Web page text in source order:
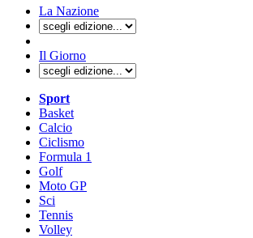
La Nazione
Il Giorno
Sport
Basket
Calcio
Ciclismo
Formula 1
Golf
Moto GP
Sci
Tennis
Volley